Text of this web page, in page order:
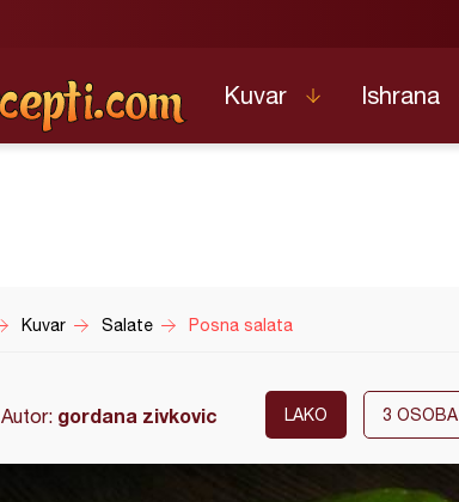
Kuvar Ishrana
Kuvar Salate Posna salata
Autor: gordana zivkovic LAKO 3 OSOBA